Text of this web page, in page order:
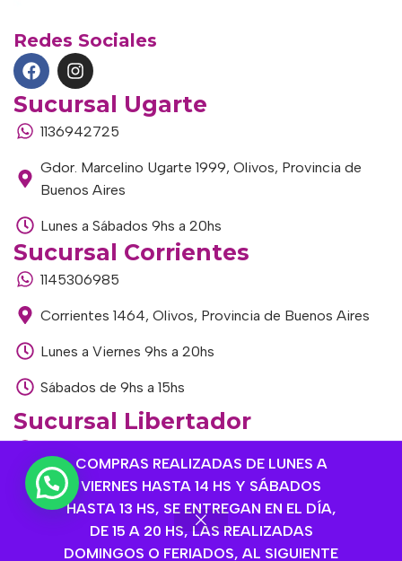
COMPRAS REALIZADAS DE LUNES A
VIERNES HASTA 14 HS Y SÁBADOS
HASTA 13 HS, SE ENTREGAN EN EL DÍA,
DE 15 A 20 HS, LAS REALIZADAS
DOMINGOS O FERIADOS, AL SIGUIENTE
Redes Sociales
Sucursal Ugarte
1136942725
Gdor. Marcelino Ugarte 1999, Olivos, Provincia de
Buenos Aires
Lunes a Sábados 9hs a 20hs
Sucursal Corrientes
1145306985
Corrientes 1464, Olivos, Provincia de Buenos Aires
Lunes a Viernes 9hs a 20hs
Sábados de 9hs a 15hs
Sucursal Libertador
Av. del Libertador 1915, Vte. López, Provincia de
Buenos Aires
Lunes a Viernes de 9hs a 13hs / 16hs a 20hs